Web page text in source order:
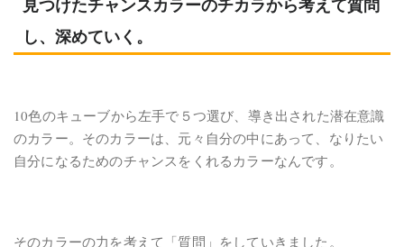
し、深めていく。
10色のキューブから左手で５つ選び、導き出された潜在意識
のカラー。そのカラーは、元々自分の中にあって、なりたい
自分になるためのチャンスをくれるカラーなんです。
そのカラーの力を考えて「質問」をしていきました。